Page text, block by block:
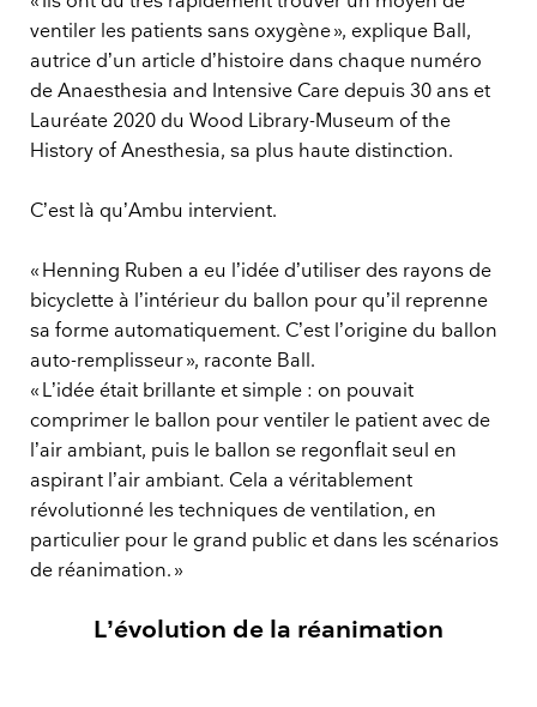
ventiler les patients sans oxygène », explique Ball,
autrice d’un article d’histoire dans chaque numéro
de Anaesthesia and Intensive Care depuis 30 ans et
Lauréate 2020 du Wood Library-Museum of the
History of Anesthesia, sa plus haute distinction.
C’est là qu’Ambu intervient.
« Henning Ruben a eu l’idée d’utiliser des rayons de
bicyclette à l’intérieur du ballon pour qu’il reprenne
sa forme automatiquement. C’est l’origine du ballon
auto-remplisseur », raconte Ball.
« L’idée était brillante et simple : on pouvait
comprimer le ballon pour ventiler le patient avec de
l’air ambiant, puis le ballon se regonflait seul en
aspirant l’air ambiant. Cela a véritablement
révolutionné les techniques de ventilation, en
particulier pour le grand public et dans les scénarios
de réanimation. »
L’évolution de la réanimation